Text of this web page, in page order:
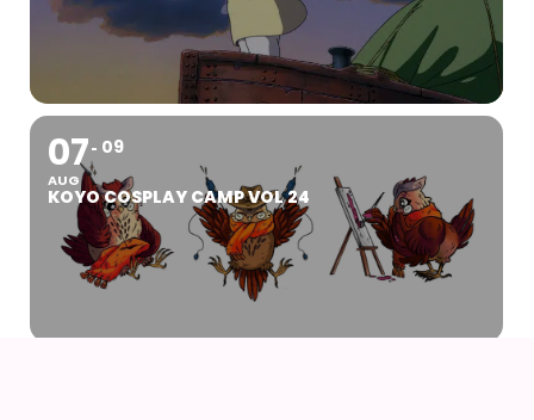
07
AUG
09
KOYO COSPLAY CAMP VOL 24